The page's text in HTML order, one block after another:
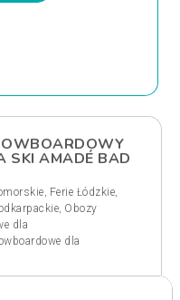
SKI AMADÉ BAD
, Ferie Łódzkie,
, Obozy
dla
dla